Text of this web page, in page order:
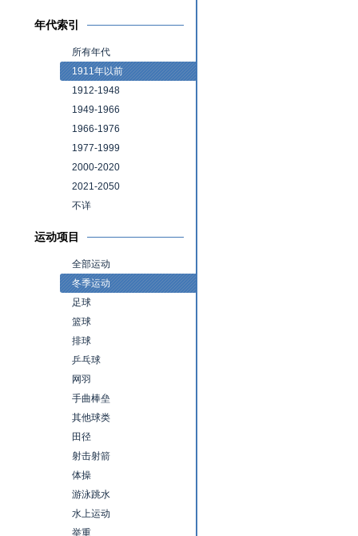
年代索引
所有年代
1911年以前
1912-1948
1949-1966
1966-1976
1977-1999
2000-2020
2021-2050
不详
运动项目
全部运动
冬季运动
足球
篮球
排球
乒乓球
网羽
手曲棒垒
其他球类
田径
射击射箭
体操
游泳跳水
水上运动
举重